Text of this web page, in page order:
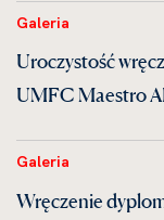
Galeria
Uroczystość
UMFC Maestro
Galeria
Wręczenie